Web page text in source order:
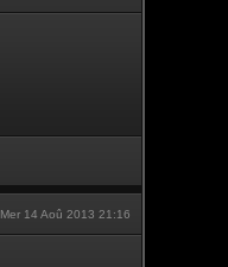
Mer 14 Aoû 2013 21:16